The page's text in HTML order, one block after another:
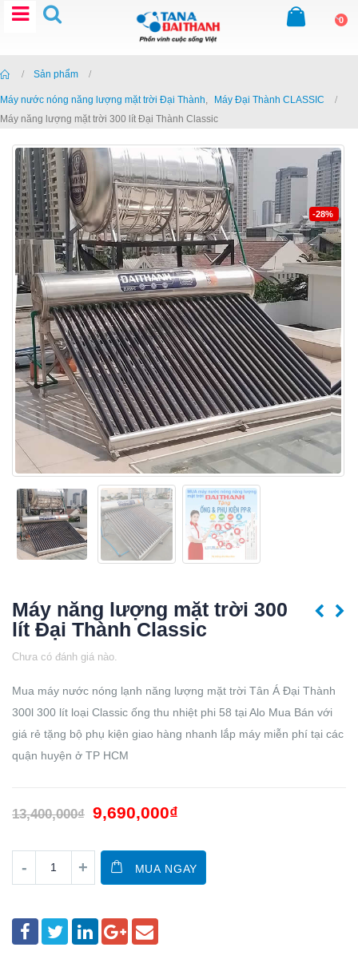
0
Home
Sản phẩm
Máy nước nóng năng lượng mặt trời Đại Thành
Máy Đại Thành CLASSIC
Máy năng lượng mặt trời 300 lít Đại Thành Classic
-28%
Máy năng lượng mặt trời 300
lít Đại Thành Classic
Chưa có đánh giá nào.
Mua máy nước nóng lạnh năng lượng mặt trời Tân Á Đại Thành
300l 300 lít loại Classic ống thu nhiệt phi 58 tại Alo Mua Bán với
giá rẻ tặng bộ phụ kiện giao hàng nhanh lắp máy miễn phí tại các
quận huyện ở TP HCM
13,400,000₫ 9,690,000₫
MUA NGAY